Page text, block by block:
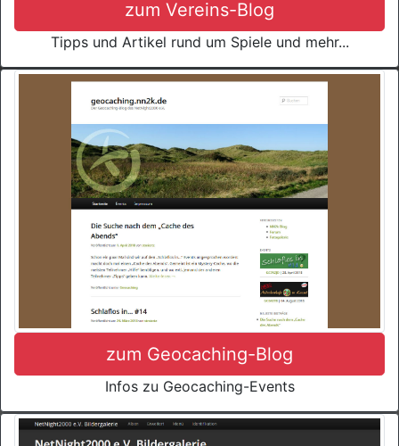
zum Vereins-Blog
Tipps und Artikel rund um Spiele und mehr...
zum Geocaching-Blog
Infos zu Geocaching-Events